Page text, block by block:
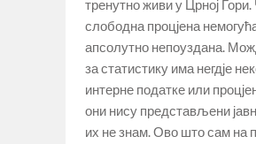
тренутно живи у Црној Гори.
слободна процјена
апсолутно непоуздана.
за статистику има негдје
интерне податке или
они нису представљени
их не знам. Ово што сам на